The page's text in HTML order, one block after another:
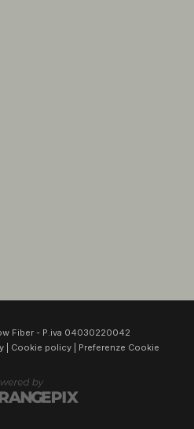
Fiber - P.iva 04030220042
| Cookie policy| Preferenze Cookie